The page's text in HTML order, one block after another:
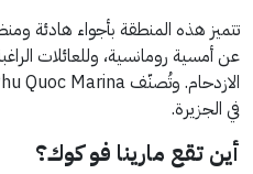
تتميز هذه المنطقة بأجواء هادئة
عن أمسية رومانسية، وللعائلات
في الجزيرة.
أين تقع مارينا فو كوك؟